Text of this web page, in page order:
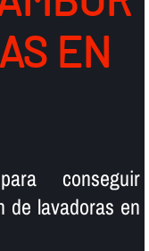
EN
conseguir
de lavadoras en